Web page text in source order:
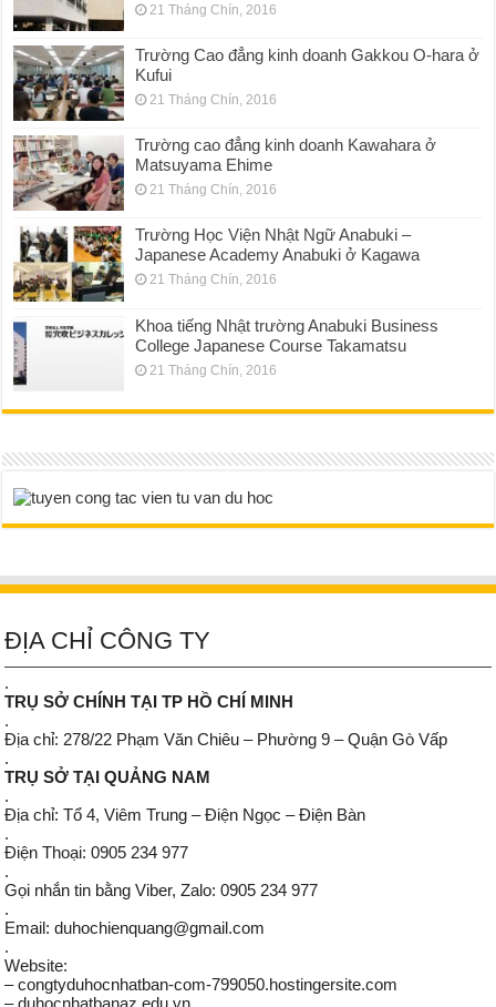
21 Tháng Chín, 2016
Trường Cao đẳng kinh doanh Gakkou O-hara ở
Kufui
21 Tháng Chín, 2016
Trường cao đẳng kinh doanh Kawahara ở
Matsuyama Ehime
21 Tháng Chín, 2016
Trường Học Viện Nhật Ngữ Anabuki –
Japanese Academy Anabuki ở Kagawa
21 Tháng Chín, 2016
Khoa tiếng Nhật trường Anabuki Business
College Japanese Course Takamatsu
21 Tháng Chín, 2016
ĐỊA CHỈ CÔNG TY
.
TRỤ SỞ CHÍNH TẠI TP HỒ CHÍ MINH
.
Địa chỉ: 278/22 Phạm Văn Chiêu – Phường 9 – Quận Gò Vấp
.
TRỤ SỞ TẠI QUẢNG NAM
.
Địa chỉ: Tổ 4, Viêm Trung – Điện Ngọc – Điện Bàn
.
Điện Thoại: 0905 234 977
.
Gọi nhắn tin bằng Viber, Zalo: 0905 234 977
.
Email: duhochienquang@gmail.com
.
Website:
– congtyduhocnhatban-com-799050.hostingersite.com
– duhocnhatbanaz.edu.vn